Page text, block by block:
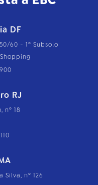
DF
60 - 1º Subsolo
RJ
nº 18
Silva, nº 126